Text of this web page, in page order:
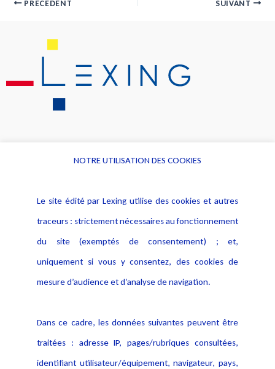
PRÉCÉDENT SUIVANT
Alerte professionnelle
Déclaration d'accessibilité
Notice Légale
Politique de protection des
données
Publications
NOTRE UTILISATION DES COOKIES
Le site édité par Lexing utilise des cookies et autres
traceurs : strictement nécessaires au fonctionnement
du site (exemptés de consentement) ; et,
uniquement si vous y consentez, des cookies de
mesure d’audience et d’analyse de navigation.
Dans ce cadre, les données suivantes peuvent être
traitées : adresse IP, pages/rubriques consultées,
identifiant utilisateur/équipement, navigateur, pays,